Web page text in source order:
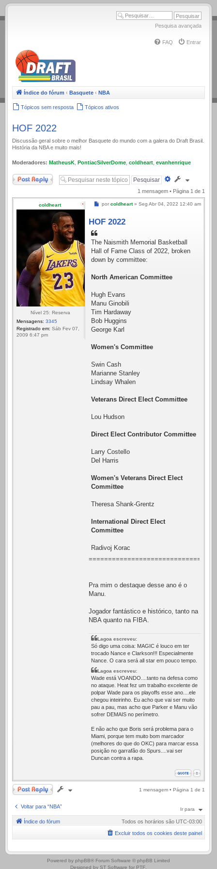
.
Pesquisa avançada
FAQ Entrar
Índice do fórum ‹ Basquete ‹ NBA
Tópicos sem resposta Tópicos ativos
HOF 2022
Discussão geral sobre o melhor Basquete do mundo com a galera do Draft Brasil.
História da NBA e muito mais!
Moderadores: MatheusK PontiacSilverDome coldheart evanhenrique
Responder
Pesquisa
avançada
1 mensagem • Página 1 de 1
coldheart
Nível 25: Reserva
Mensagens: 3345
Registrado em: Sáb Fev 07,
2009 6:47 pm
Mensagem
por coldheart» Seg Abr 04, 2022 12:40 am
HOF 2022
The Naismith Memorial Basketball
Hall of Fame Class of 2022, broken
down by committee:
North American Committee
Hugh Evans
Manu Ginobili
Tim Hardaway
Bob Huggins
George Karl
Women's Committee
Swin Cash
Marianne Stanley
Lindsay Whalen
Veterans Direct Elect Committee
Lou Hudson
Direct Elect Contributor Committee
Larry Costello
Del Harris
Women's Veterans Direct Elect
Committee
Theresa Shank-Grentz
International Direct Elect
Committee
Radivoj Korac
Pra mim o destaque desse ano é o
Manu.
Jogador fantástico e histórico, tanto na
NBA quanto na FIBA.
Lagoa escreveu:
Só digo uma coisa: MAGIC é louco em ter
trocado Nance e Clarkson!!! Especialmente
Nance. O cara será all star em pouco tempo.
Lagoa escreveu:
Wade está VOANDO....tanto na defesa como
no ataque. Heat fez um trabalho excelente de
polpar Wade para os playoffs esse ano....ele
chegou inteirinho. Eu acho que vai ser muito
pau a pau, mas acho que Parker e Manu vão
sofrer DEMAIS no perímetro.
E não acho que Boris será problema para o
Miami, porque tem muito bom marcador
(melhores do que do OKC) para marcar essa
posição no garrafão do Spurs....vai ser
Duncan contra a rapa.
Responder 1 mensagem • Página 1 de 1
Voltar para “NBA” Ir para
Índice do fórum Todos os horários são UTC-03:00
Excluir todos os cookies deste painel
.
Powered by phpBB® Forum Software © phpBB Limited
Designed by ST Software for PTF.